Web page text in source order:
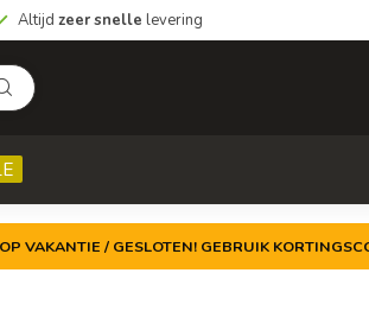
Altijd zeer snelle levering
VAKANTIE / GESLOTEN! GEBRUIK